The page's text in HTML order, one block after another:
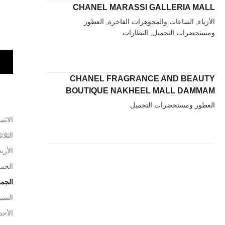
CHANEL MARASSI GALLERIA MALL
الأزياء, الساعات والمجوهرات الفاخرة, العطور
ومستحضرات التجميل, النظارات
CHANEL FRAGRANCE AND BEAUTY
BOUTIQUE NAKHEEL MALL DAMMAM
العطور ومستحضرات التجميل